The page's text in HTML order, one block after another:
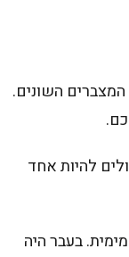
המצברים השונים.
להיות אחד
בעבר היה